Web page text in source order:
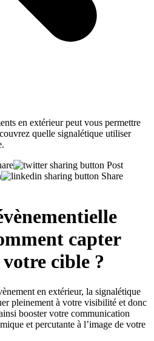
en extérieur peut vous permettre
quelle signalétique utiliser
Post
Share
capter
cible ?
en extérieur, la signalétique
pleinement à votre visibilité et donc
booster votre communication
et percutante à l’image de votre